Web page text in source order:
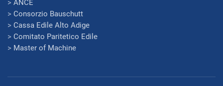
> ANCE
> Consorzio Bauschutt
> Cassa Edile Alto Adige
> Comitato Paritetico Edile
> Master of Machine